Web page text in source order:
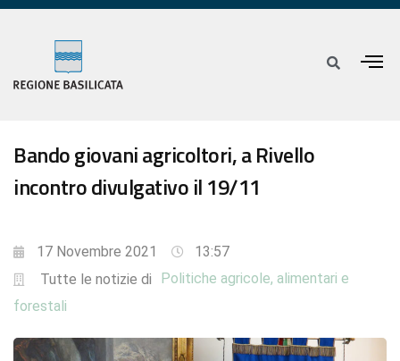
Bando giovani agricoltori, a Rivello
incontro divulgativo il 19/11
17 Novembre 2021
13:57
Tutte le notizie di
Politiche agricole, alimentari e
forestali